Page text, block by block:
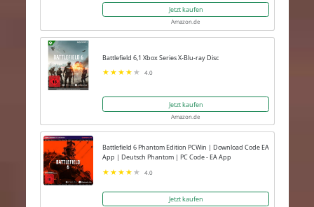
Jetzt kaufen
Amazon.de
Battlefield 6,1 Xbox Series X-Blu-ray Disc
4.0
Jetzt kaufen
Amazon.de
Battlefield 6 Phantom Edition PCWin | Download Code EA
App | Deutsch Phantom | PC Code - EA App
4.0
Jetzt kaufen